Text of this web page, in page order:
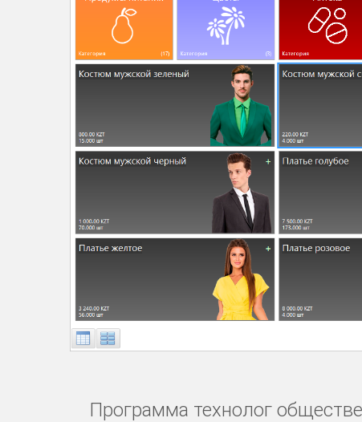
Программа технолог